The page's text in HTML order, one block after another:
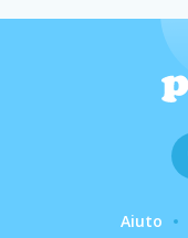
Aiuto